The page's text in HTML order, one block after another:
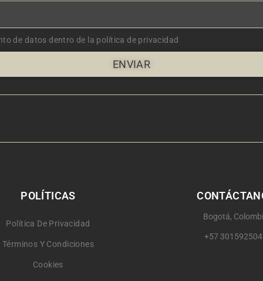
de datos dentro de la política de privacidad
ENVIAR
POLÍTICAS
Política De Privacidad
Términos Y Condiciones
Cookies
Bogotá,
+57